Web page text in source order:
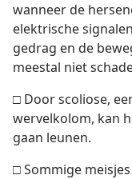
wanneer de
elektrische
gedrag en de
meestal niet
□ Door scoliose,
wervelkolom, kan
gaan leunen.
□ Sommige